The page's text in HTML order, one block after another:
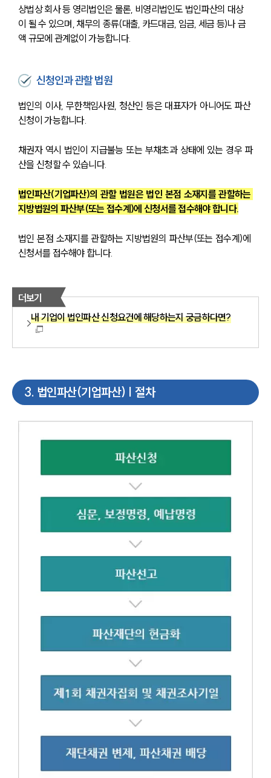
상법상 회사 등 영리법인은 물론, 비영리법인도 법인파산의 대상
이 될 수 있으며, 채무의 종류(대출, 카드대금, 임금, 세금 등)나 금
액 규모에 관계없이 가능합니다.
신청인과 관할 법원
법인의 이사, 무한책임사원, 청산인 등은 대표자가 아니어도 파산
신청이 가능합니다.
채권자 역시 법인이 지급불능 또는 부채초과 상태에 있는 경우 파
산을 신청할 수 있습니다.
법인파산(기업파산)의 관할 법원은 법인 본점 소재지를 관할하는
지방법원의 파산부(또는 접수계)에 신청서를 접수해야 합니다.
법인 본점 소재지를 관할하는 지방법원의 파산부(또는 접수계)에
신청서를 접수해야 합니다.
더보기
내 기업이 법인파산 신청요건에 해당하는지 궁금하다면?
3. 법인파산(기업파산) | 절차